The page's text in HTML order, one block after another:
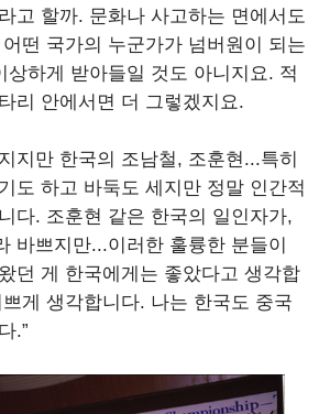
고 할까. 문화나 사고하는 면에서도
떤 국가의 누군가가 넘버원이 되는
상하게 받아들일 것도 아니지요. 적
리 안에서면 더 그렇겠지요.
지만 한국의 조남철, 조훈현...특히
도 하고 바둑도 세지만 정말 인간적
다. 조훈현 같은 한국의 일인자가,
바쁘지만...이러한 훌륭한 분들이
던 게 한국에게는 좋았다고 생각합
게 생각합니다. 나는 한국도 중국
.”